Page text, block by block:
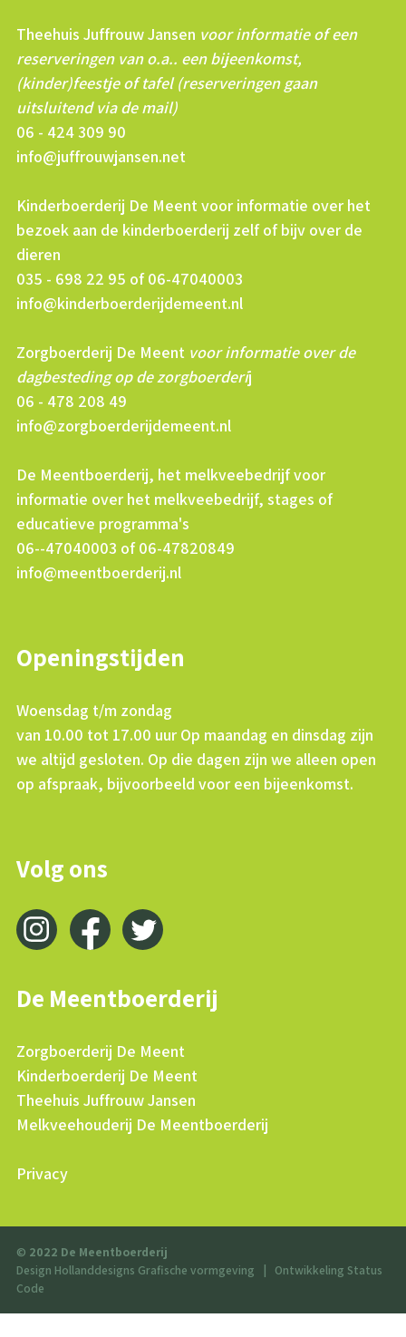
Theehuis Juffrouw Jansen voor informatie of een
reserveringen van o.a.. een bijeenkomst,
(kinder)feestje of tafel (reserveringen gaan
uitsluitend via de mail)
06 - 424 309 90
info@juffrouwjansen.net
Kinderboerderij De Meent voor informatie over het
bezoek aan de kinderboerderij zelf of bijv over de
dieren
035 - 698 22 95 of 06-47040003
info@kinderboerderijdemeent.nl
Zorgboerderij De Meent voor informatie over de
dagbesteding op de zorgboerderij
06 - 478 208 49
info@zorgboerderijdemeent.nl
De Meentboerderij, het melkveebedrijf voor
informatie over het melkveebedrijf, stages of
educatieve programma's
06--47040003 of 06-47820849
info@meentboerderij.nl
Openingstijden
Woensdag t/m zondag
van 10.00 tot 17.00 uur Op maandag en dinsdag zijn
we altijd gesloten. Op die dagen zijn we alleen open
op afspraak, bijvoorbeeld voor een bijeenkomst.
Volg ons
De Meentboerderij
Zorgboerderij De Meent
Kinderboerderij De Meent
Theehuis Juffrouw Jansen
Melkveehouderij De Meentboerderij
Privacy
© 2022 De Meentboerderij
Design Hollanddesigns Grafische vormgeving
Ontwikkeling Status
Code